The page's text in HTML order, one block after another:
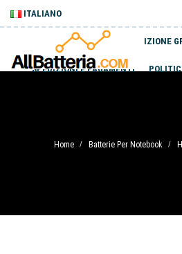
ITALIANO
SPEDIZIONE
SPEDIZIONI E PAGAMENTI
Home / Batterie Per Notebook /